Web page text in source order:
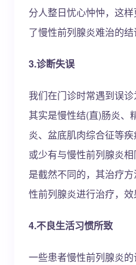
分人整日忧心忡忡，这
了慢性前列腺炎难治的结
3.诊断失误
我们在门诊时常遇到误诊
其实是慢性结(直)肠炎、
炎、盆底肌肉综合征等
或少有与慢性前列腺炎
是截然不同的，其治疗
性前列腺炎进行治疗，效
4.不良生活习惯所致
一些患者慢性前列腺炎